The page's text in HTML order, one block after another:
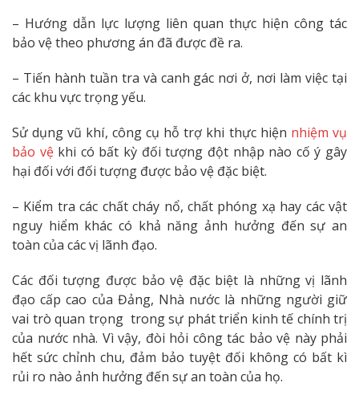
– Hướng dẫn lực lượng liên quan thực hiện công tác
bảo vệ theo phương án đã được đề ra.
– Tiến hành tuần tra và canh gác nơi ở, nơi làm việc tại
các khu vực trọng yếu.
Sử dụng vũ khí, công cụ hỗ trợ khi thực hiện nhiệm vụ
bảo vệkhi có bất kỳ đối tượng đột nhập nào cố ý gây
hại đối với đối tượng được bảo vệ đặc biệt.
– Kiểm tra các chất cháy nổ, chất phóng xạ hay các vật
nguy hiểm khác có khả năng ảnh hưởng đến sự an
toàn của các vị lãnh đạo.
Các đối tượng được bảo vệ đặc biệt là những vị lãnh
đạo cấp cao của Đảng, Nhà nước là những người giữ
vai trò quan trọng trong sự phát triển kinh tế chính trị
của nước nhà. Vì vậy, đòi hỏi công tác bảo vệ này phải
hết sức chỉnh chu, đảm bảo tuyệt đối không có bất kì
rủi ro nào ảnh hưởng đến sự an toàn của họ.